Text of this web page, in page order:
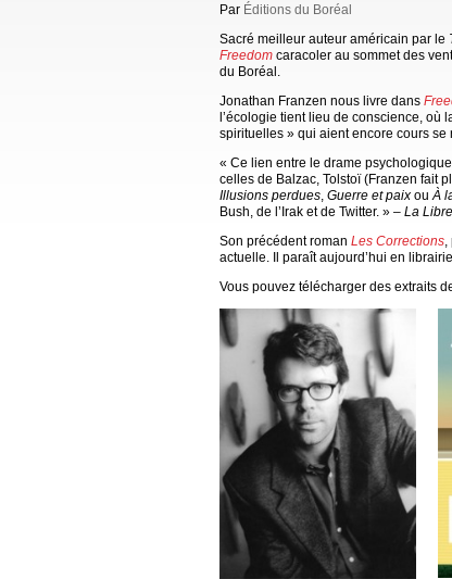
Par Éditions du Boréal
Sacré meilleur auteur américain par le
Freedom caracoler au sommet des
du Boréal.
Jonathan Franzen nous livre dans
l’écologie tient lieu de conscience, où
spirituelles » qui aient encore cours se
« Ce lien entre le drame
celles de Balzac, Tolstoï (Franzen fait
Illusions perdues, Guerre et paix ouÀ
Bush, de l’Irak et de Twitter. » – La
Son précédent roman Les Corrections,
actuelle. Il paraît aujourd’hui en
Vous pouvez télécharger des extraits